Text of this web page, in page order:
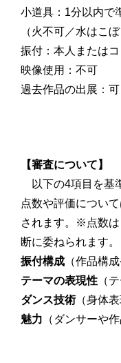
小道具：1分以内で
（火不可／水はこ
振付：本人または
映像使用：不可
過去作品の出展：可
【審査について】
以下の4項目を基
点数や評価につい
されます。※点数は
断に委ねられます。
振付構成 （作品構
テーマの表現性 （
ダンス技術（身体表
魅力 （ダンサーや